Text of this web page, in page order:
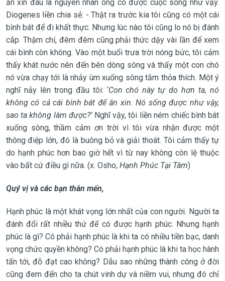
ăn xin đâu là nguyên nhân ông có được cuộc sống như vậy.
Diogenes liền chia sẻ: - Thật ra trước kia tôi cũng có một cái
bình bát để đi khất thực. Nhưng lúc nào tôi cũng lo nó bị đánh
cắp. Thậm chí, đêm đêm cũng phải thức dậy vài lần để xem
cái bình còn không. Vào một buổi trưa trời nóng bức, tôi cảm
thấy khát nước nên đến bên dòng sông và thấy một con chó
nó vừa chạy tới là nhảy ùm xuống sông tắm thỏa thích. Một ý
nghĩ nảy lên trong đầu tôi: ‘Con chó này tự do hơn ta, nó
không có cả cái bình bát để ăn xin. Nó sống được như vậy,
sao ta không làm được?’Nghĩ vậy, tôi liền ném chiếc bình bát
xuống sông, thầm cảm ơn trời vì tôi vừa nhận được một
thông điệp lớn, đó là buông bỏ và giải thoát. Tôi cảm thấy tự
do hạnh phúc hơn bao giờ hết vì từ nay không còn lệ thuộc
vào bất cứ điều gì nữa. (x. Osho, Hạnh Phúc Tại Tâm)
Quý vị và các bạn thân mến,
Hạnh phúc là một khát vọng lớn nhất của con người. Người ta
đánh đổi rất nhiều thứ để có được hạnh phúc. Nhưng hạnh
phúc là gì? Có phải hạnh phúc là khi ta có nhiều tiền bạc, danh
vọng chức quyền không? Có phải hạnh phúc là khi ta học hành
tấn tới, đỗ đạt cao không? Dẫu sao những thành công ở đời
cũng đem đến cho ta chút vinh dự và niềm vui, nhưng đó chỉ